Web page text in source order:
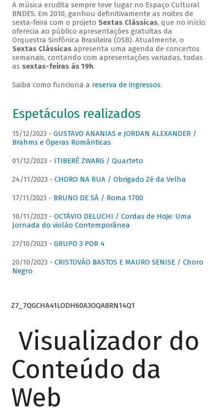
A música erudita sempre teve lugar no Espaço Cultural
BNDES. Em 2010, ganhou definitivamente as noites de
sexta-feira com o projeto Sextas Clássicas, que no início
oferecia ao público apresentações gratuitas da
Orquestra Sinfônica Brasileira (OSB). Atualmente, o
Sextas Clássicasapresenta uma agenda de concertos
semanais, contando com apresentações variadas, todas
as sextas-feiras às 19h.
Saiba como funciona a reserva de ingressos.
Espetáculos realizados
15/12/2023 - GUSTAVO ANANIAS e JORDAN ALEXANDER /
Brahms e Óperas Românticas
01/12/2023 - ITIBERÊ ZWARG / Quarteto
24/11/2023 - CHORO NA RUA / Obrigado Zé da Velha
17/11/2023 - BRUNO DE SÁ / Roma 1700
10/11/2023 - OCTÁVIO DELUCHI / Cordas de Hoje: Uma
Jornada do violão Contemporânea
27/10/2023 - GRUPO 3 POR 4
20/10/2023 - CRISTOVÃO BASTOS E MAURO SENISE / Choro
Negro
Z7_7QGCHA41LODH60A3OQA8RN14Q1
Visualizador do
Conteúdo da
Web